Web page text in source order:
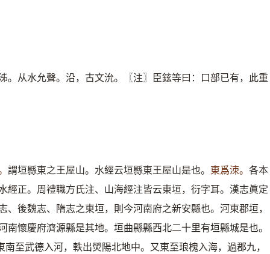
。从水允聲。沿，古文沇。〖注〗臣鉉等曰：口部已有，此重
謂垣縣東之王屋山。水經云垣縣東王屋山是也。 東爲洓。 各本
經正。周禮職方氏注、山海經注皆云東垣，衍字耳。漢志眞定
、後魏志、隋志之東垣，則今河南府之新安縣也。河東郡垣，
南懷慶府濟源縣是其地。垣曲縣縣西北二十里有垣縣城是也。
至武德入河，軼出熒陽北地中。又東至琅槐入海，過郡九，